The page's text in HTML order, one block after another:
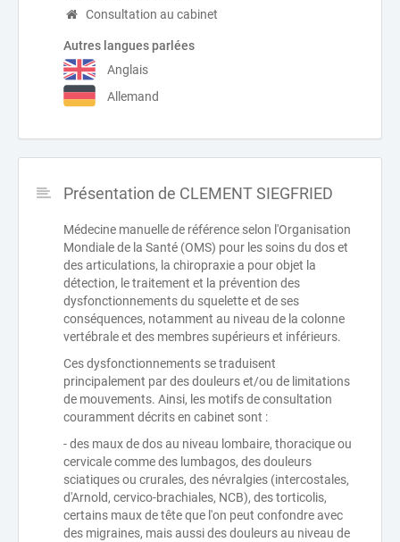
Consultation au cabinet
Autres langues parlées
Anglais
Allemand
Présentation de CLEMENT SIEGFRIED
Médecine manuelle de référence selon l'Organisation
Mondiale de la Santé (OMS) pour les soins du dos et
des articulations, la chiropraxie a pour objet la
détection, le traitement et la prévention des
dysfonctionnements du squelette et de ses
conséquences, notamment au niveau de la colonne
vertébrale et des membres supérieurs et inférieurs.
Ces dysfonctionnements se traduisent
principalement par des douleurs et/ou de limitations
de mouvements. Ainsi, les motifs de consultation
couramment décrits en cabinet sont :
- des maux de dos au niveau lombaire, thoracique ou
cervicale comme des lumbagos, des douleurs
sciatiques ou crurales, des névralgies (intercostales,
d'Arnold, cervico-brachiales, NCB), des torticolis,
certains maux de tête que l'on peut confondre avec
des migraines, mais aussi des douleurs au niveau de